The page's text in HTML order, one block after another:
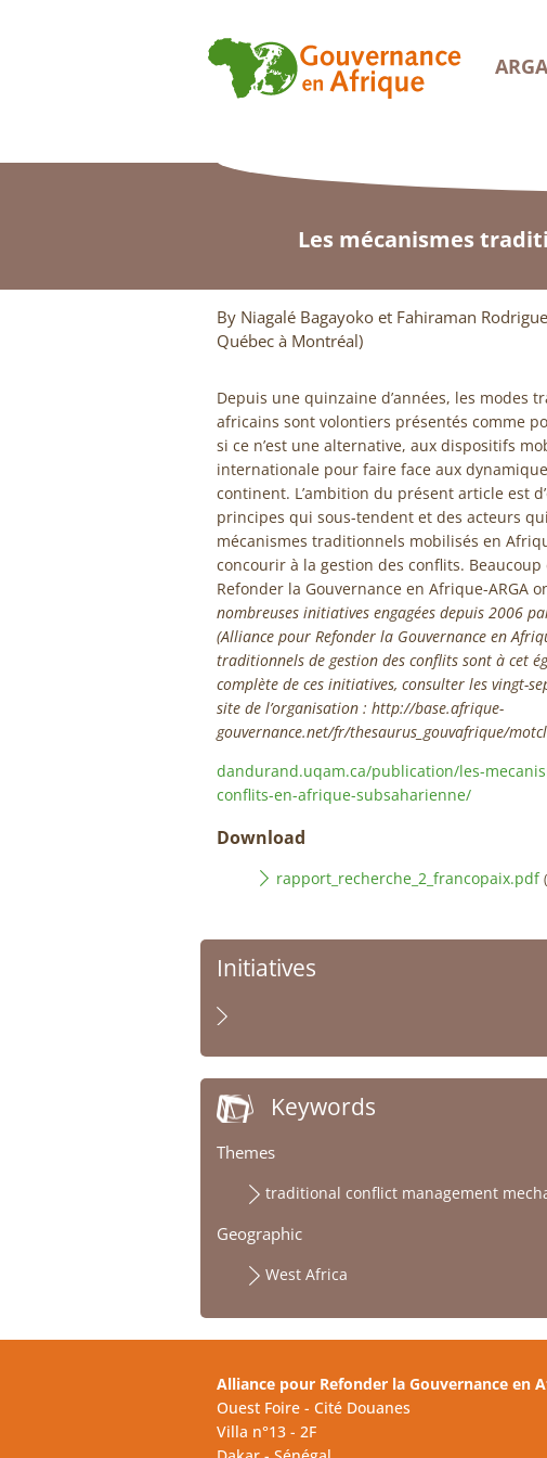
ARGA
Les mécanismes
By Niagalé Bagayoko et Fahiraman
Québec à Montréal)
Depuis une quinzaine d’années, les modes
africains sont volontiers présentés comme
si ce n’est une alternative, aux dispositifs
internationale pour faire face aux
continent. L’ambition du présent article est
principes qui sous-tendent et des acteurs
mécanismes traditionnels mobilisés en
concourir à la gestion des conflits. Beaucoup
Refonder la Gouvernance en Afrique-ARGA
nombreuses initiatives engagées depuis 2006
(Alliance pour Refonder la Gouvernance en
traditionnels de gestion des conflits sont à cet
complète de ces initiatives, consulter les vingt-
site de l’organisation : http://base.afrique-
gouvernance.net/fr/thesaurus_gouvafrique/
dandurand.uqam.ca/publication/les-
conflits-en-afrique-subsaharienne/
Download
rapport_recherche_2_francopaix.pdf
Initiatives
Keywords
Themes
traditional conflict management
Geographic
West Africa
Alliance pour Refonder la Gouvernance en
Ouest Foire - Cité Douanes
Villa n°13 - 2F